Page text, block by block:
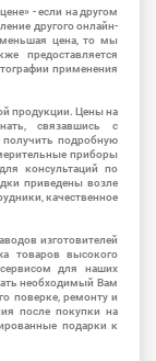
- если на другом
другого онлайн-
меньшая цена, то мы
предоставляется
применения
продукции. Цены на
связавшись с
подробную
приборы
консультаций по
приведены возле
качественное
изготовителей
товаров высокого
для наших
необходимый Вам
поверке, ремонту и
после покупки на
подарки к